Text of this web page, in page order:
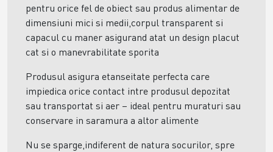
pentru orice fel de obiect sau produs alimentar de
dimensiuni mici si medii,corpul transparent si
capacul cu maner asigurand atat un design placut
cat si o manevrabilitate sporita
Produsul asigura etanseitate perfecta care
impiedica orice contact intre produsul depozitat
sau transportat si aer – ideal pentru muraturi sau
conservare in saramura a altor alimente
Nu se sparge,indiferent de natura socurilor, spre